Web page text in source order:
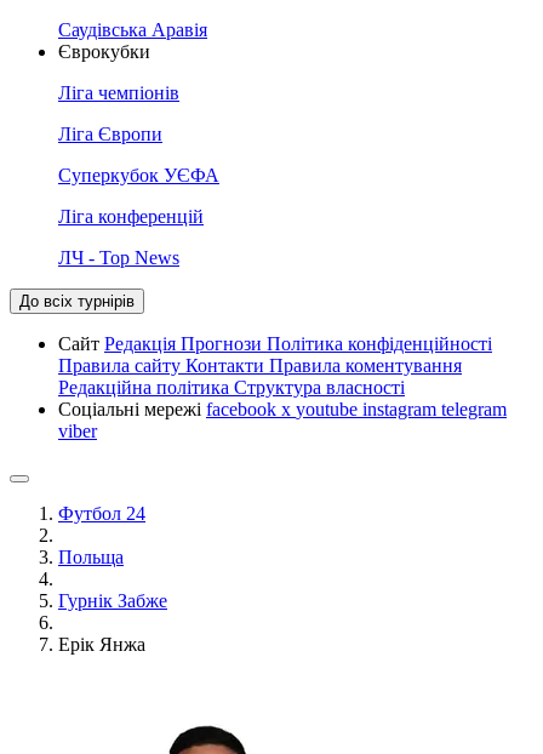
Саудівська Аравія
Єврокубки
Ліга чемпіонів
Ліга Європи
Суперкубок УЄФА
Ліга конференцій
ЛЧ - Top News
До всіх турнірів
Сайт Редакція Прогнози Політика конфіденційності
Правила сайту Контакти Правила коментування
Редакційна політика Структура власності
Соціальні мережі facebook x youtube instagram telegram
viber
Футбол 24
Польща
Гурнік Забже
Ерік Янжа